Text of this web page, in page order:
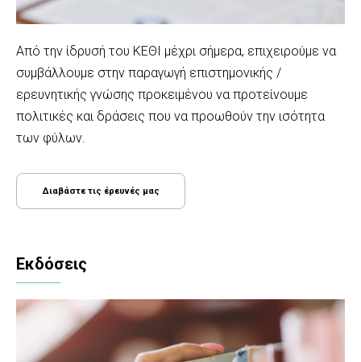
Aπό την ίδρυσή του ΚΕΘΙ μέχρι σήμερα, επιχειρούμε να
συμβάλλουμε στην παραγωγή επιστημονικής /
ερευνητικής γνώσης προκειμένου να προτείνουμε
πολιτικές και δράσεις που να προωθούν την ισότητα
των φύλων.
Διαβάστε τις έρευνές μας
Εκδόσεις